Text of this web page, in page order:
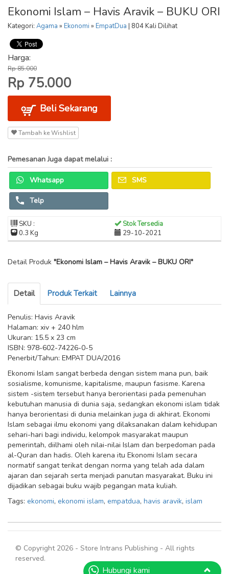
Ekonomi Islam – Havis Aravik – BUKU ORI
Kategori: Agama » Ekonomi » EmpatDua | 804 Kali Dilihat
Harga:
Rp 85.000
Rp 75.000
Beli Sekarang
Tambah ke Wishlist
Pemesanan Juga dapat melalui :
Whatsapp SMS
Telp
SKU :
Stok Tersedia
0.3 Kg
29-10-2021
Detail Produk "Ekonomi Islam – Havis Aravik – BUKU ORI"
Detail Produk Terkait Lainnya
Penulis: Havis Aravik
Halaman: xiv + 240 hlm
Ukuran: 15.5 x 23 cm
ISBN: 978-602-74226-0-5
Penerbit/Tahun: EMPAT DUA/2016
Ekonomi Islam sangat berbeda dengan sistem mana pun, baik
sosialisme, komunisme, kapitalisme, maupun fasisme. Karena
sistem -sistem tersebut hanya berorientasi pada pemenuhan
kebutuhan manusia di dunia saja, sedangkan ekonomi islam tidak
hanya berorientasi di dunia melainkan juga di akhirat. Ekonomi
Islam sebagai ilmu ekonomi yang dilaksanakan dalam kehidupan
sehari-hari bagi individu, kelompok masyarakat maupun
pemerintah, diilhami oleh nilai-nilai Islam dan berpedoman pada
al-Quran dan hadis. Oleh karena itu Ekonomi Islam secara
normatif sangat terikat dengan norma yang telah ada dalam
ajaran dan sejarah serta menjadi panutan masyarakat. Buku ini
dijadikan sebagai buku wajib pegangan mata kuliah.
Tags: ekonomi, ekonomi islam, empatdua, havis aravik, islam
© Copyright 2026 - Store Intrans Publishing - All rights
reserved.
Hubungi kami